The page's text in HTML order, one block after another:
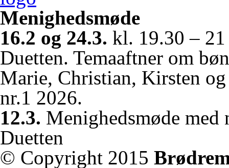
Menighedsmøde
16.2 og 24.3. kl. 19.30 –
Duetten. Temaaftner om
Marie, Christian, Kirsten
nr.1 2026.
12.3. Menighedsmøde
Duetten
© Copyright 2015